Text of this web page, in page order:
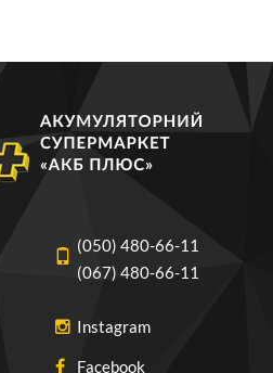
(050) 480-66-11
(067) 480-66-11
Instagram
Facebook